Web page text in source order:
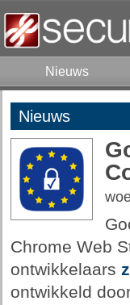
Nieuws
Nieuws
Chrome Web
ontwikkelaars
ontwikkeld